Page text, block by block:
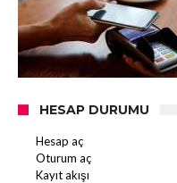
HESAP DURUMU
Hesap aç
Oturum aç
Kayıt akışı